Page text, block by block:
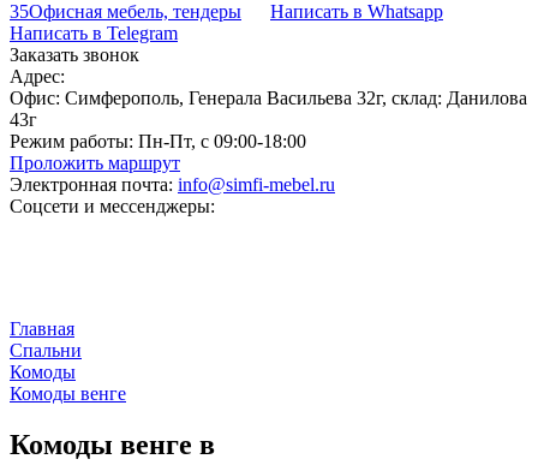
35Офисная мебель, тендеры
Написать в Whatsapp
Написать в Telegram
Заказать звонок
Адрес:
Офис: Симферополь, Генерала Васильева 32г, склад: Данилова
43г
Режим работы: Пн-Пт, с 09:00-18:00
Проложить маршрут
Электронная почта: info@simfi-mebel.ru
Соцсети и мессенджеры:
Главная
Cпальни
Комоды
Комоды венге
Комоды венге в